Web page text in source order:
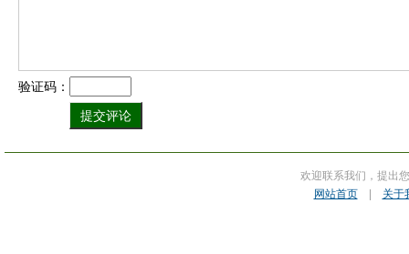
验证码：
欢迎联系我们，提出
网站首页| 关于